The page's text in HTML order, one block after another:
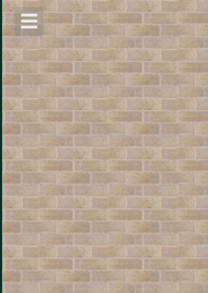
☰